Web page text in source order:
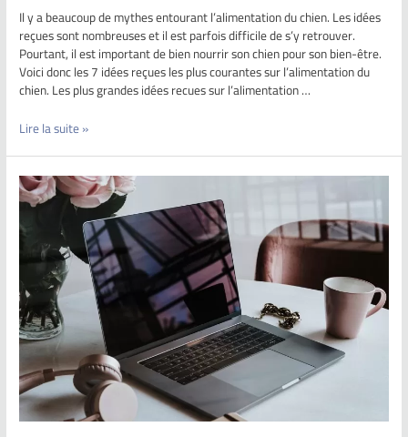
Il y a beaucoup de mythes entourant l’alimentation du chien. Les idées
reçues sont nombreuses et il est parfois difficile de s’y retrouver.
Pourtant, il est important de bien nourrir son chien pour son bien-être.
Voici donc les 7 idées reçues les plus courantes sur l’alimentation du
chien. Les plus grandes idées recues sur l’alimentation …
Lire la suite »